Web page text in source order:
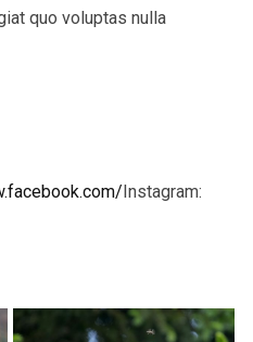
quo voluptas nulla
Instagram: